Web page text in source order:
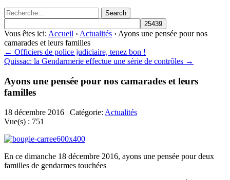
Vous êtes ici: Accueil › Actualités › Ayons une pensée pour nos
camarades et leurs familles
← Officiers de police judiciaire, tenez bon !
Quissac: la Gendarmerie effectue une série de contrôles →
Ayons une pensée pour nos camarades et leurs
familles
18 décembre 2016 | Catégorie: Actualités
Vue(s) : 751
En ce dimanche 18 décembre 2016, ayons une pensée pour deux
familles de gendarmes touchées